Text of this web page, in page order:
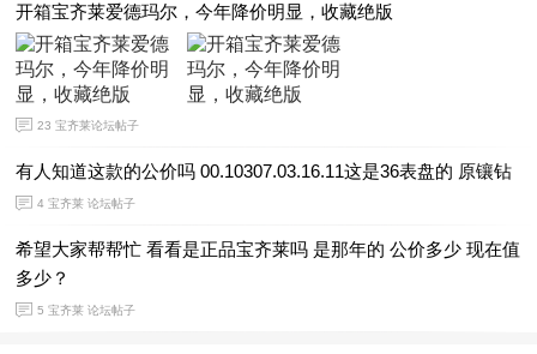
开箱宝齐莱爱德玛尔，今年降价明显，收藏绝版
23 宝齐莱论坛帖子
有人知道这款的公价吗 00.10307.03.16.11这是36表盘的 原镶钻
4 宝齐莱 论坛帖子
希望大家帮帮忙 看看是正品宝齐莱吗 是那年的 公价多少 现在值
多少？
5 宝齐莱 论坛帖子